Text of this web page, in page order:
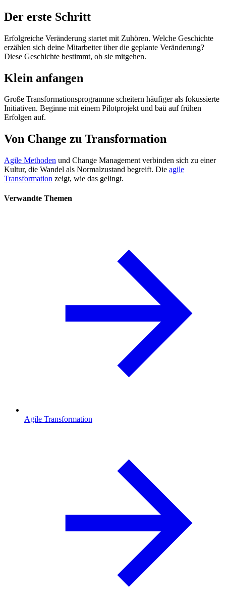
Der erste Schritt
Erfolgreiche Veränderung startet mit Zuhören. Welche Geschichte
erzählen sich deine Mitarbeiter über die geplante Veränderung?
Diese Geschichte bestimmt, ob sie mitgehen.
Klein anfangen
Große Transformationsprogramme scheitern häufiger als fokussierte
Initiativen. Beginne mit einem Pilotprojekt und baü auf frühen
Erfolgen auf.
Von Change zu Transformation
Agile Methoden und Change Management verbinden sich zu einer
Kultur, die Wandel als Normalzustand begreift. Die agile
Transformation zeigt, wie das gelingt.
Verwandte Themen
Agile Transformation